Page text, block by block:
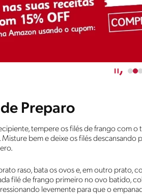
Preparo
tempere os filés de frango com
Misture bem e deixe os filés descansando
raso, bata os ovos e, em outro prato,
filé de frango primeiro no ovo batido,
levemente para que o